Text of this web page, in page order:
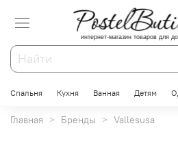
интернет-магазин товаров для
Спальня Кухня Ванная Детям
Главная Бренды Vallesusa